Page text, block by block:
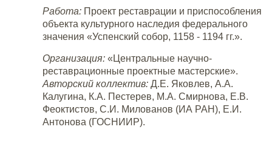
Работа: Проект реставрации и приспособления
объекта культурного наследия федерального
значения «Успенский собор, 1158 - 1194 гг.».
Организация: «Центральные научно-
реставрационные проектные мастерские».
Авторский коллектив: Д.Е. Яковлев, А.А.
Калугина, К.А. Пестерев, М.А. Смирнова, Е.В.
Феоктистов, С.И. Милованов (ИА РАН), Е.И.
Антонова (ГОСНИИР).